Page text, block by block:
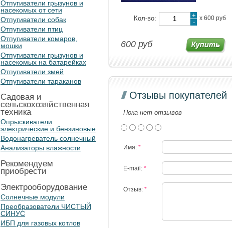
Отпугиватели грызунов и
насекомых от сети
Отпугиватели собак
Отпугиватели птиц
Отпугиватели комаров,
мошки
Отпугиватели грызунов и
насекомых на батарейках
Отпугиватели змей
Отпугиватели тараканов
Садовая и
сельскохозяйственная
техника
Опрыскиватели
электрические и бензиновые
Водонагреватель солнечный
Анализаторы влажности
Рекомендуем
приобрести
Электрооборудование
Солнечные модули
Преобразователи ЧИСТЫЙ
СИНУС
ИБП для газовых котлов
Кол-во: х 600 руб
+
-
600 руб
Отзывы покупателей
Пока нет отзывов
Имя: *
E-mail: *
Отзыв: *